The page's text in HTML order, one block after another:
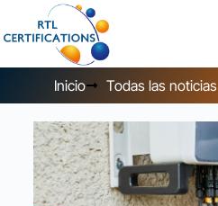
Inicio Todas las noticias